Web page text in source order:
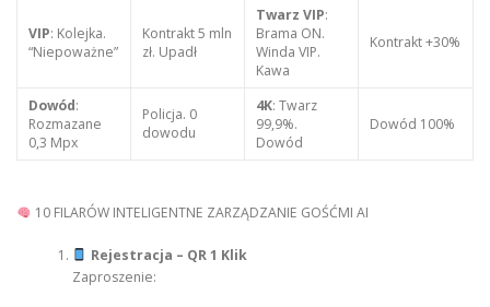
VIP: Kolejka.
“Niepoważne”
Kontrakt 5 mln
zł. Upadł
Twarz VIP:
Brama ON.
Winda VIP.
Kawa
Kontrakt +30%
Dowód:
Rozmazane
0,3 Mpx
Policja. 0
dowodu
4K: Twarz
99,9%.
Dowód
Dowód 100%
10 FILARÓW INTELIGENTNE ZARZĄDZANIE GOŚĆMI AI
Rejestracja – QR 1 Klik
Zaproszenie: